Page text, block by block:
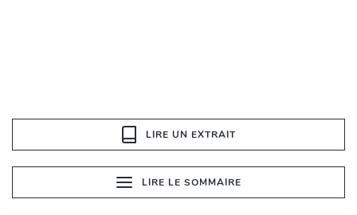
LIRE UN EXTRAIT
LIRE LE SOMMAIRE